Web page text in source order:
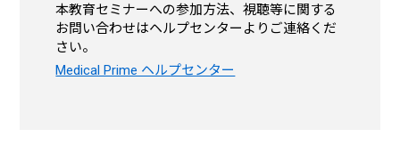
本教育セミナーへの参加方法、視聴等に関する
お問い合わせはヘルプセンターよりご連絡くだ
さい。
Medical Prime ヘルプセンター